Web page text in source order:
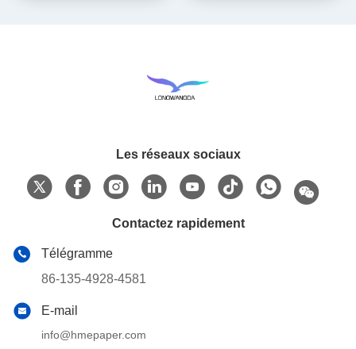
Les réseaux sociaux
Contactez rapidement
Télégramme
86-135-4928-4581
E-mail
info@hmepaper.com